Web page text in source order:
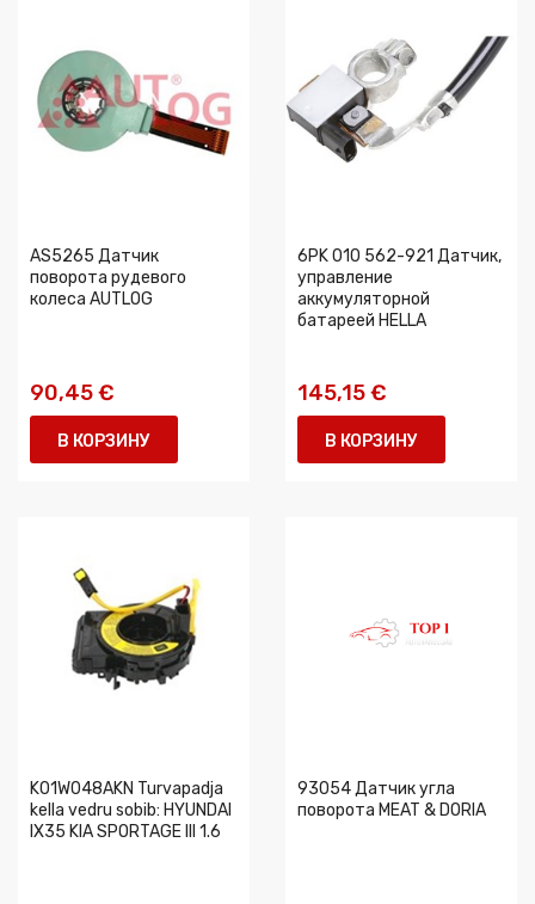
AS5265 Датчик
поворота рудевого
колеса AUTLOG
90,45 €
В КОРЗИНУ
6PK 010 562-921 Датчик,
управление
аккумуляторной
батареей HELLA
145,15 €
В КОРЗИНУ
K01W048AKN Turvapadja
kella vedru sobib: HYUNDAI
IX35 KIA SPORTAGE III 1.6
93054 Датчик угла
поворота MEAT & DORIA